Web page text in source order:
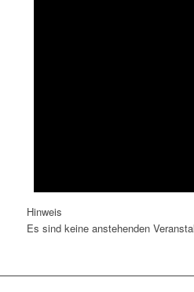
Hinweis
Es sind keine anstehenden